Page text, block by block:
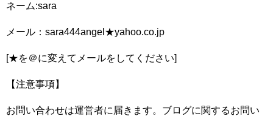
ネーム:sara
メール：sara444angel★yahoo.co.jp
[★を＠に変えてメールをしてください]
【注意事項】
お問い合わせは運営者に届きます。ブログに関するお問い